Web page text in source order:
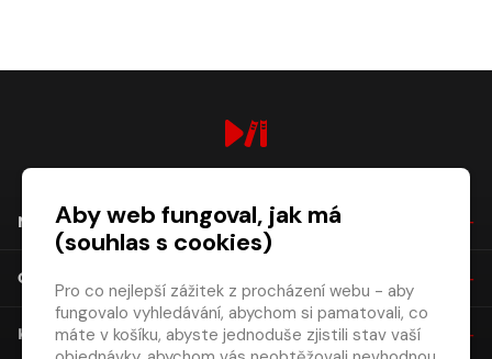
NÁKUP
O SPOLEČNOSTI
KONTAKT
Aby web fungoval, jak má
(souhlas s cookies)
Pro co nejlepší zážitek z procházení webu - aby
fungovalo vyhledávání, abychom si pamatovali, co
máte v košíku, abyste jednoduše zjistili stav vaší